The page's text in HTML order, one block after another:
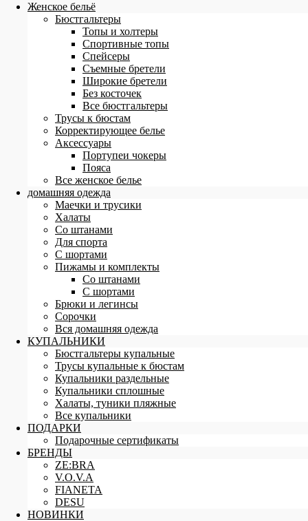
Женское бельё
Бюстгальтеры
Топы и холтеры
Спортивные топы
Спейсеры
Съемные бретели
Широкие бретели
Без косточек
Все бюстгальтеры
Трусы к бюстам
Корректирующее белье
Аксессуары
Портупеи чокеры
Пояса
Все женское белье
домашняя одежда
Маечки и трусики
Халаты
Со штанами
Для спорта
С шортами
Пижамы и комплекты
Со штанами
С шортами
Брюки и легинсы
Сорочки
Вся домашняя одежда
КУПАЛЬНИКИ
Бюстгальтеры купальные
Трусы купальные к бюстам
Купальники раздельные
Купальники сплошные
Халаты, туники пляжные
Все купальники
ПОДАРКИ
Подарочные сертификаты
БРЕНДЫ
ZE:BRA
V.O.V.A
FIANETA
DESU
НОВИНКИ